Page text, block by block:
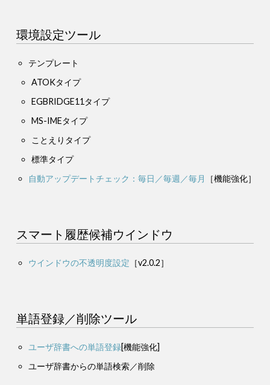
環境設定ツール
テンプレート
ATOKタイプ
EGBRIDGE11タイプ
MS-IMEタイプ
ことえりタイプ
標準タイプ
自動アップデートチェック：毎日／毎週／毎月
［機能強化］
スマート履歴候補ウインドウ
ウインドウの不透明度設定 ［v2.0.2］
単語登録／削除ツール
ユーザ辞書への単語登録[機能強化]
ユーザ辞書からの単語検索／削除